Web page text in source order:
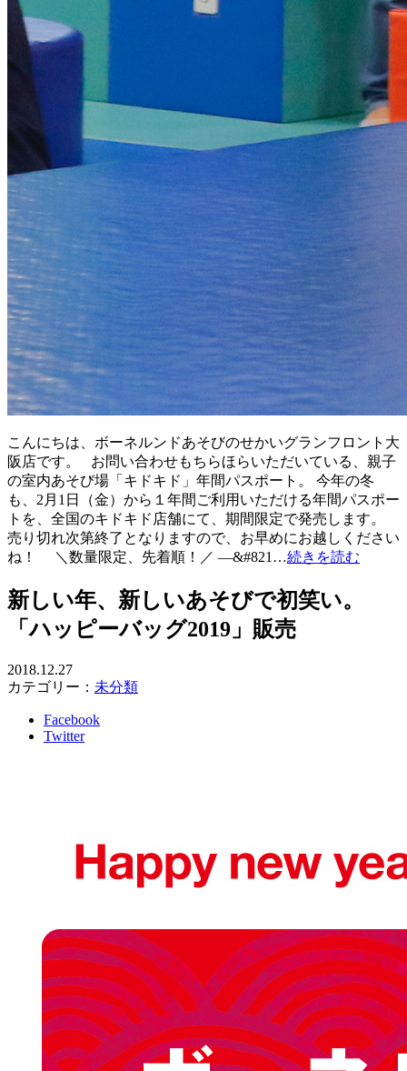
こんにちは、ボーネルンドあそびのせかいグランフロント大
阪店です。 お問い合わせもちらほらいただいている、親子
の室内あそび場「キドキド」年間パスポート。 今年の冬
も、2月1日（金）から１年間ご利用いただける年間パスポー
トを、全国のキドキド店舗にて、期間限定で発売します。
売り切れ次第終了となりますので、お早めにお越しください
ね！ ＼数量限定、先着順！／ —&#821…続きを読む
新しい年、新しいあそびで初笑い。
「ハッピーバッグ2019」販売
2018.12.27
カテゴリー： 未分類
Facebook
Twitter